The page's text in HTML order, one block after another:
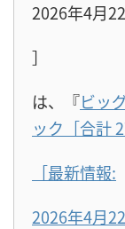
2026年4月
］
は、『ビッ
ック［合計
［最新情報:
2026年4月